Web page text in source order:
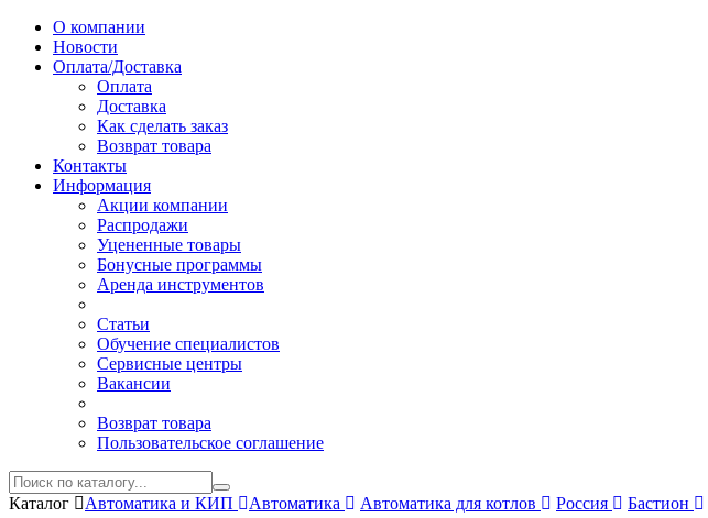
О компании
Новости
Оплата/Доставка
Оплата
Доставка
Как сделать заказ
Возврат товара
Контакты
Информация
Акции компании
Распродажи
Уцененные товары
Бонусные программы
Аренда инструментов
Статьи
Обучение специалистов
Сервисные центры
Вакансии
Возврат товара
Пользовательское соглашение
Каталог Автоматика и КИП Автоматика Автоматика для котлов Россия Бастион